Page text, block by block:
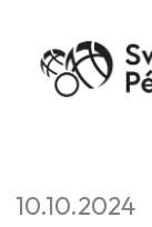
10.10.2024